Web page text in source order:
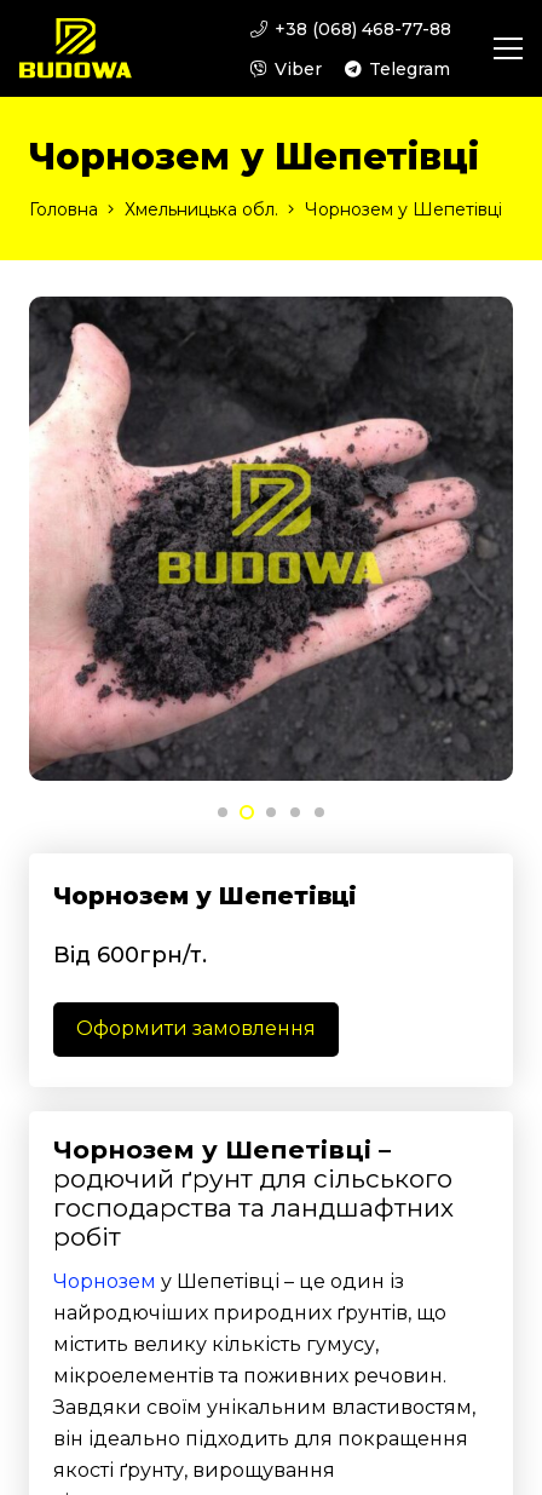
+38 (068) 468-77-88
Viber
Telegram
Чорнозем у Шепетівці
Головна Хмельницька обл. Чорнозем у Шепетівці
Чорнозем у Шепетівці
Від 600грн/т.
Оформити замовлення
Чорнозем у Шепетівці –
родючий ґрунт для сільського
господарства та ландшафтних
робіт
Чорнозем у Шепетівці – це один із
найродючіших природних ґрунтів, що
містить велику кількість гумусу,
мікроелементів та поживних речовин.
Завдяки своїм унікальним властивостям,
він ідеально підходить для покращення
якості ґрунту, вирощування